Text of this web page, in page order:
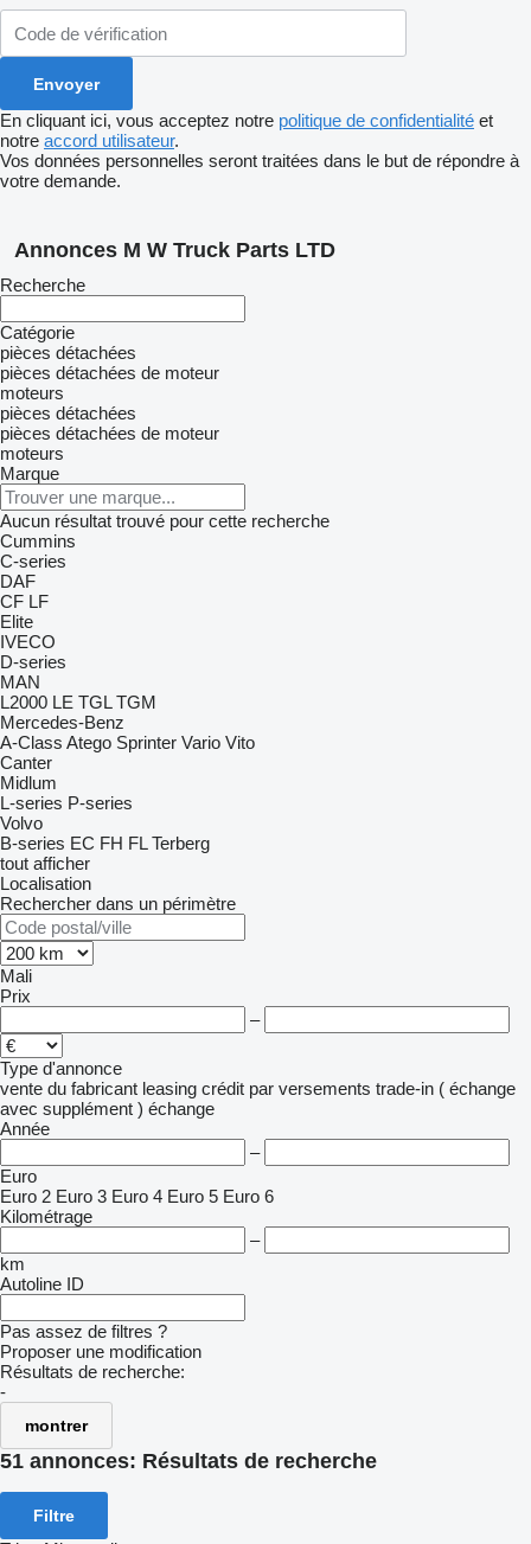
En cliquant ici, vous acceptez notre politique de confidentialité et
notre accord utilisateur.
Vos données personnelles seront traitées dans le but de répondre à
votre demande.
Annonces M W Truck Parts LTD
Recherche
Catégorie
pièces détachées
pièces détachées de moteur
moteurs
pièces détachées
pièces détachées de moteur
moteurs
Marque
Aucun résultat trouvé pour cette recherche
Cummins
C-series
DAF
CF LF
Elite
IVECO
D-series
MAN
L2000 LE TGL TGM
Mercedes-Benz
A-Class Atego Sprinter Vario Vito
Canter
Midlum
L-series P-series
Volvo
B-series EC FH FL Terberg
tout afficher
Localisation
Rechercher dans un périmètre
Mali
Prix
–
Type d'annonce
vente du fabricant leasing crédit par versements trade-in ( échange
avec supplément ) échange
Année
–
Euro
Euro 2 Euro 3 Euro 4 Euro 5 Euro 6
Kilométrage
–
km
Autoline ID
Pas assez de filtres ?
Proposer une modification
Résultats de recherche:
-
montrer
51 annonces: Résultats de recherche
Filtre